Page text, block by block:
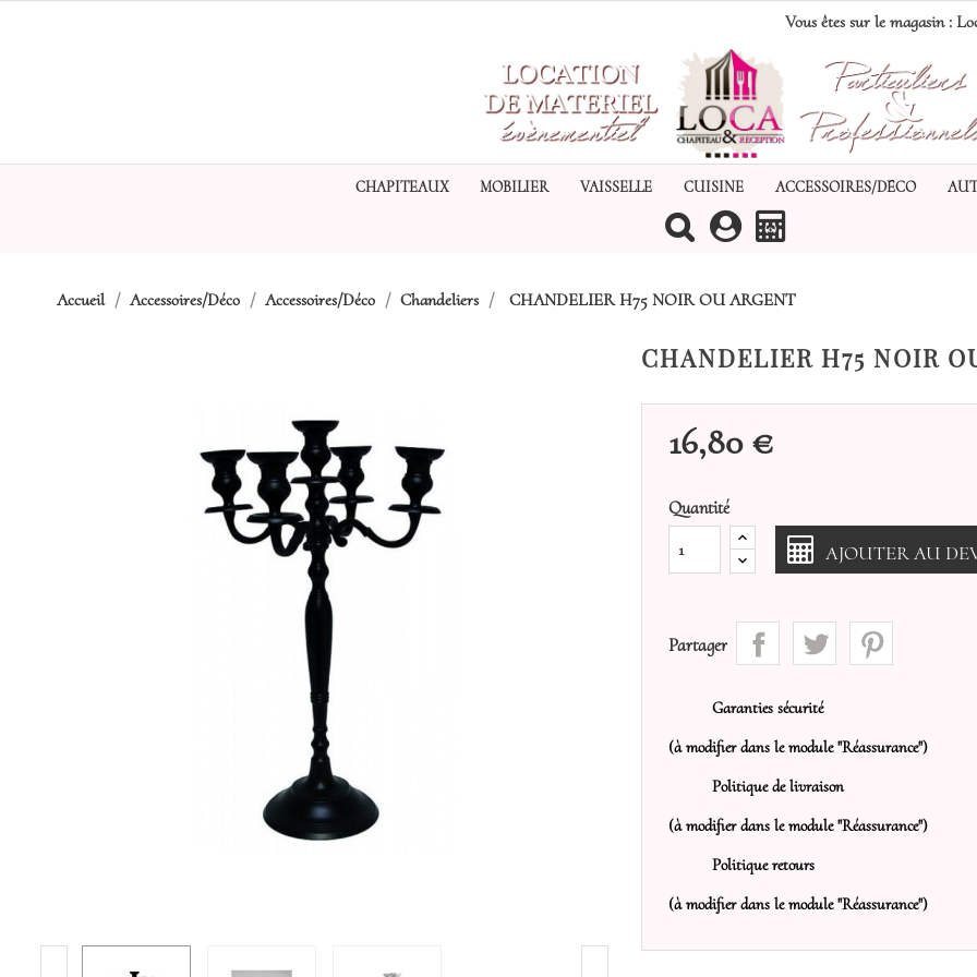
Vous êtes sur le magasin :
CHAPITEAUX MOBILIER VAISSELLE CUISINE ACCESSOIRES/DÉCO
(0)
Accueil Accessoires/Déco Accessoires/Déco Chandeliers CHANDELIER H75 NOIR OU ARGENT
CHANDELIER H75 NOIR
16,80 €
Quantité
AJOUTER AU
Partager
Garanties sécurité
(à modifier dans le module "Réassurance")
Politique de livraison
(à modifier dans le module "Réassurance")
Politique retours
(à modifier dans le module "Réassurance")